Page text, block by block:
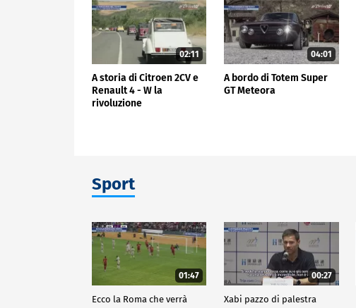
02:11
A storia di Citroen 2CV e
Renault 4 - W la
rivoluzione
04:01
A bordo di Totem Super
GT Meteora
Sport
01:47
Ecco la Roma che verrà
00:27
Xabi pazzo di palestra